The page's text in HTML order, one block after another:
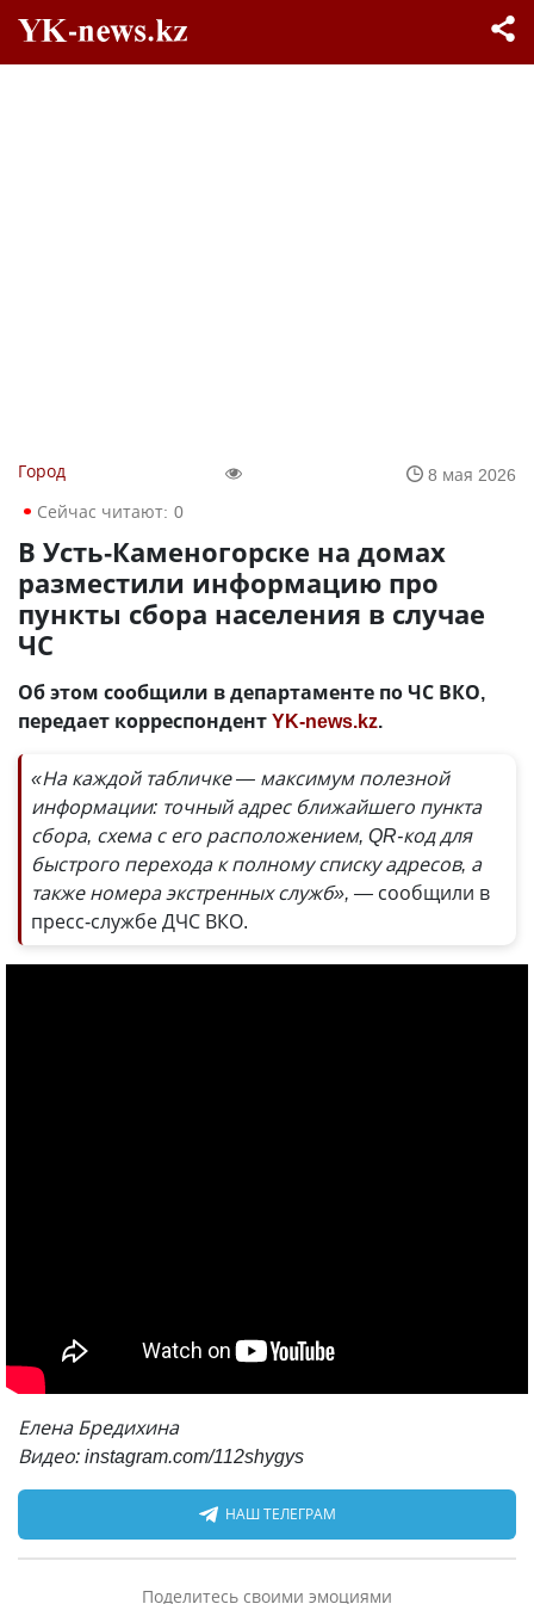
Город
8 мая 2026
Сейчас читают: 0
В Усть-Каменогорске на домах
разместили информацию про
пункты сбора населения в случае
ЧС
Об этом сообщили в департаменте по ЧС ВКО,
передает корреспондентYK-news.kz.
«На каждой табличке — максимум полезной
информации: точный адрес ближайшего пункта
сбора, схема с его расположением, QR-код для
быстрого перехода к полному списку адресов, а
также номера экстренных служб», — сообщили в
пресс-службе ДЧС ВКО.
Елена Бредихина
Видео: instagram.com/112shygys
НАШ ТЕЛЕГРАМ
Поделитесь своими эмоциями